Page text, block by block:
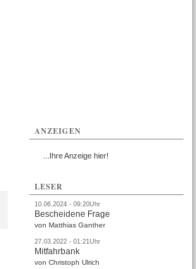
ANZEIGEN
...Ihre Anzeige hier!
LESER
10.06.2024 - 09:20Uhr
Bescheidene Frage
von Matthias Ganther
27.03.2022 - 01:21Uhr
Mitfahrbank
von Christoph Ulrich